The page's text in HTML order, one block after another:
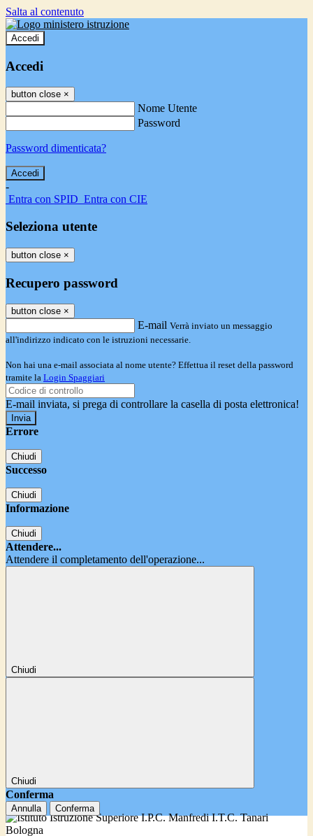
Salta al contenuto
Accedi
Accedi
button close ×
Nome Utente
Password
Password dimenticata?
-
Entra con SPID Entra con CIE
Seleziona utente
button close ×
Recupero password
button close ×
E-mail Verrà inviato un messaggio
all'indirizzo indicato con le istruzioni necessarie.
Non hai una e-mail associata al nome utente? Effettua il reset della password
tramite la Login Spaggiari
E-mail inviata, si prega di controllare la casella di posta elettronica!
Errore
Chiudi
Successo
Chiudi
Informazione
Chiudi
Attendere...
Attendere il completamento dell'operazione...
Chiudi
Chiudi
Conferma
Annulla Conferma